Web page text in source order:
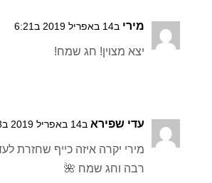
מירי ב14 באפריל 2019 ב6:21
יצא מצוין! חג שמח!
עדי שפירא ב14 באפריל 2019 ב6:28
מירי יקרה איזה כייף שחזרת
רבה וחג שמח 🌺